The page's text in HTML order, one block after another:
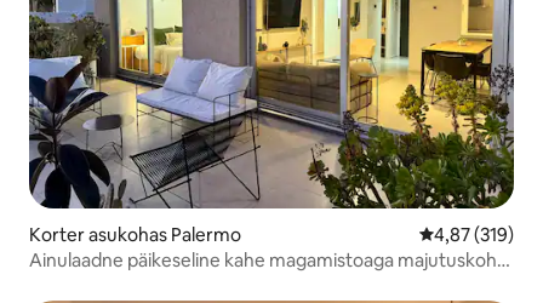
Korter asukohas Palermo Keskmine
4,87 (319)
Ainulaadne päikeseline kahe magamistoaga majutuskoht